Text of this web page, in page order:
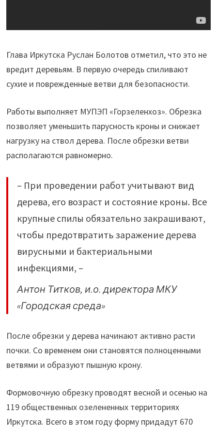
Глава Иркутска Руслан Болотов отметил, что это не
вредит деревьям. В первую очередь спиливают
сухие и поврежденные ветви для безопасности.
Работы выполняет МУПЭП «Горзеленхоз». Обрезка
позволяет уменьшить парусность кроны и снижает
нагрузку на ствол дерева. После обрезки ветви
располагаются равномерно.
– При проведении работ учитывают вид
дерева, его возраст и состояние кроны. Все
крупные спилы обязательно закрашивают,
чтобы предотвратить заражение дерева
вирусными и бактериальными
инфекциями, –
Антон Титков, и.о. директора МКУ
«Городская среда»
После обрезки у дерева начинают активно расти
почки. Со временем они становятся полноценными
ветвями и образуют пышную крону.
Формовочную обрезку проводят весной и осенью на
119 общественных озелененных территориях
Иркутска. Всего в этом году форму придадут 670